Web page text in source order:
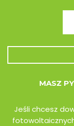
MASZ
Jeśli chcesz